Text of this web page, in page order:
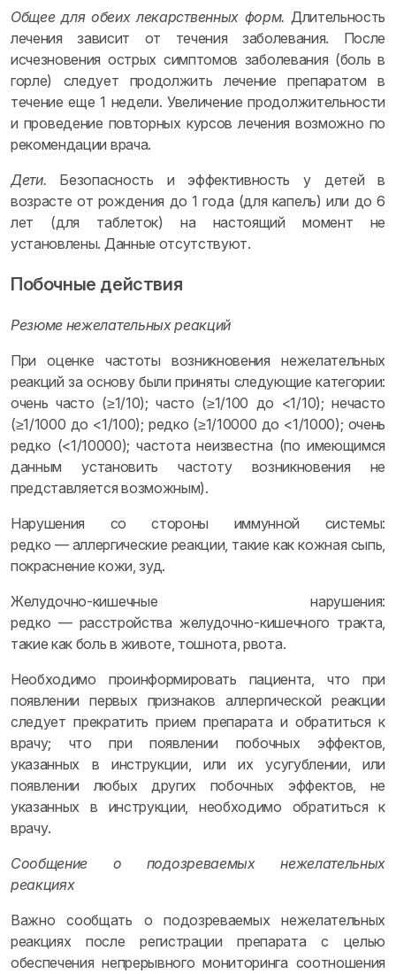
Общее для обеих лекарственных форм. Длительность
лечения зависит от течения заболевания. После
исчезновения острых симптомов заболевания (боль в
горле) следует продолжить лечение препаратом в
течение еще 1 недели. Увеличение продолжительности
и проведение повторных курсов лечения возможно по
рекомендации врача.
Дети. Безопасность и эффективность у детей в
возрасте от рождения до 1 года (для капель) или до 6
лет (для таблеток) на настоящий момент не
установлены. Данные отсутствуют.
Побочные действия
Резюме нежелательных реакций
При оценке частоты возникновения нежелательных
реакций за основу были приняты следующие категории:
очень часто (≥1/10); часто (≥1/100 до <1/10); нечасто
(≥1/1000 до <1/100); редко (≥1/10000 до <1/1000); очень
редко (<1/10000); частота неизвестна (по имеющимся
данным установить частоту возникновения не
представляется возможным).
Нарушения со стороны иммунной системы:
редко — аллергические реакции, такие как кожная сыпь,
покраснение кожи, зуд.
Желудочно-кишечные нарушения:
редко — расстройства желудочно-кишечного тракта,
такие как боль в животе, тошнота, рвота.
Необходимо проинформировать пациента, что при
появлении первых признаков аллергической реакции
следует прекратить прием препарата и обратиться к
врачу; что при появлении побочных эффектов,
указанных в инструкции, или их усугублении, или
появлении любых других побочных эффектов, не
указанных в инструкции, необходимо обратиться к
врачу.
Сообщение о подозреваемых нежелательных
реакциях
Важно сообщать о подозреваемых нежелательных
реакциях после регистрации препарата с целью
обеспечения непрерывного мониторинга соотношения